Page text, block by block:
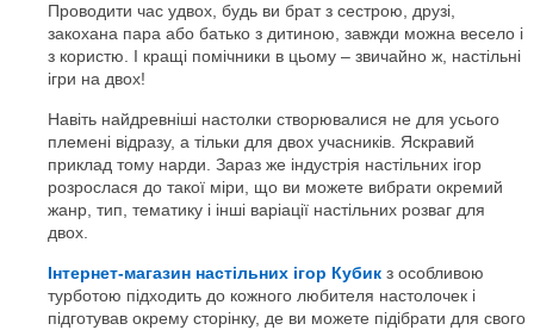
Проводити час удвох, будь ви брат з сестрою, друзі,
закохана пара або батько з дитиною, завжди можна весело і
з користю. І кращі помічники в цьому – звичайно ж, настільні
ігри на двох!
Навіть найдревніші настолки створювалися не для усього
племені відразу, а тільки для двох учасників. Яскравий
приклад тому нарди. Зараз же індустрія настільних ігор
розрослася до такої міри, що ви можете вибрати окремий
жанр, тип, тематику і інші варіації настільних розваг для
двох.
Інтернет-магазин настільних ігор Кубик з особливою
турботою підходить до кожного любителя настолочек і
підготував окрему сторінку, де ви можете підібрати для свого